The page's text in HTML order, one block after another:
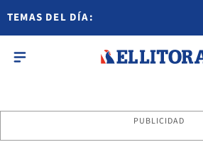
TEMAS DEL DÍA:
PUBLICIDAD